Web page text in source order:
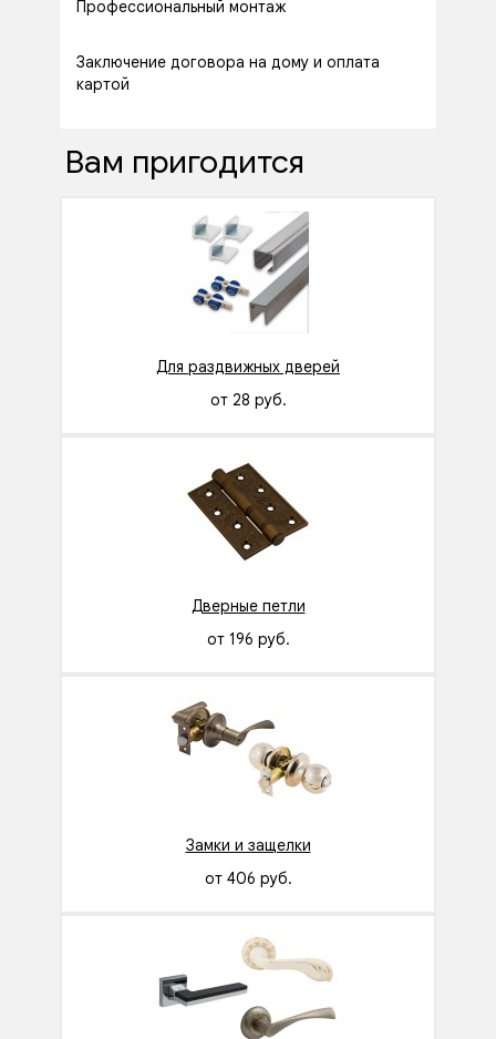
Профессиональный монтаж
Заключение договора на дому и оплата
картой
Вам пригодится
Для раздвижных дверей
от 28 руб.
Дверные петли
от 196 руб.
Замки и защелки
от 406 руб.